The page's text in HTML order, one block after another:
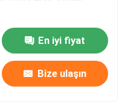
En iyi fiyat
Bize ulaşın